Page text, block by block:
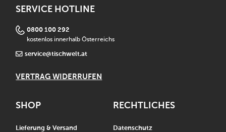
SERVICE HOTLINE
0800 100 292
kostenlos innerhalb Österreichs
service@tischwelt.at
VERTRAG WIDERRUFEN
SHOP
Lieferung & Versand
RECHTLICHES
Datenschutz